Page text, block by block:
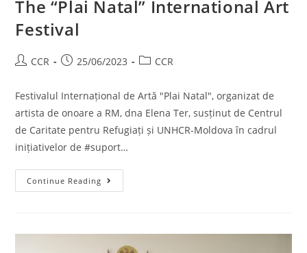
The “Plai Natal” International Art
Festival
CCR 25/06/2023 CCR
Festivalul Internațional de Artă "Plai Natal", organizat de
artista de onoare a RM, dna Elena Ter, susținut de Centrul
de Caritate pentru Refugiați și UNHCR-Moldova în cadrul
inițiativelor de #suport…
Continue Reading